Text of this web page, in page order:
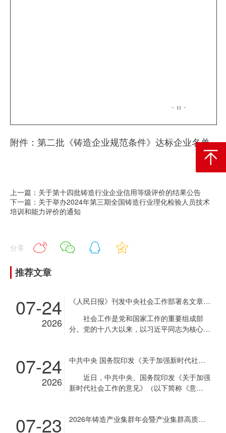
附件： 第二批《铸造企业规范条件》达标企业名单
上一篇：关于第十四批铸造行业企业信用等级评价的结果公告
下一篇：关于举办2024年第三期全国铸造行业理化检验人员技术
培训和能力评价的通知
分享
推荐文章
《人民日报》刊发中央社会工作部署名文章《推动新时代社会工作高质量发展 坚定不移走中国特色社会主义社会治理之路》
07-24
2026
社会工作是党和国家工作的重要组成部
分。党的十八大以来，以习近平同志为核心的
要成就。2024年，中央社会工作会议召开前
移走中国特色社会主义社会治理之路，健全社
会工作体制机制。近日，中共中央、国务院印
简称《意见》），进一步明确当前和今后一个
时期社会工作的总体思路、重点任务、工作举
中共中央 国务院印发《关于加强新时代社会工作的意见》
07-24
2026
近日，中共中央、国务院印发《关于加强
新时代社会工作的意见》（以下简称《意
的重要组成部分，事关党长期执政和国家长治
2026年铸造产业集群年会暨产业集群高质量发展经验交流会通知
07-23
返回顶